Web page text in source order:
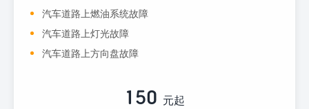
汽车道路上燃油系统故障
汽车道路上灯光故障
汽车道路上方向盘故障
150 元起